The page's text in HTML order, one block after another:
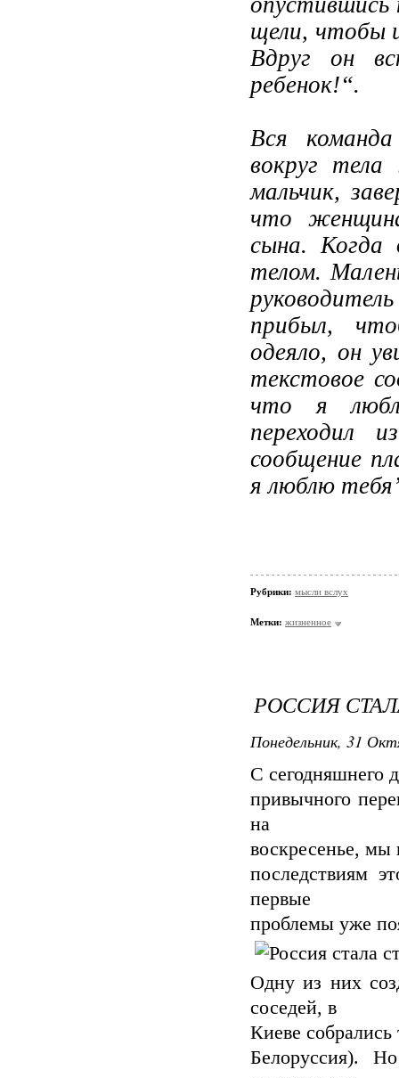
щели, чтобы
Вдруг он
ребенок!“.
Вся
вокруг
мальчик,
что
сына. Когда
телом.
прибыл,
одеяло, он
текстовое
что я
переходил
сообщение
я люблю
Рубрики: мысли вслух
Метки: жизненное
РОССИЯ
Понедельник, 31
С сегодняшнего
привычного
на
воскресенье,
последствиям
первые
проблемы уже
Одну из них
соседей, в
Киеве
Белоруссия).